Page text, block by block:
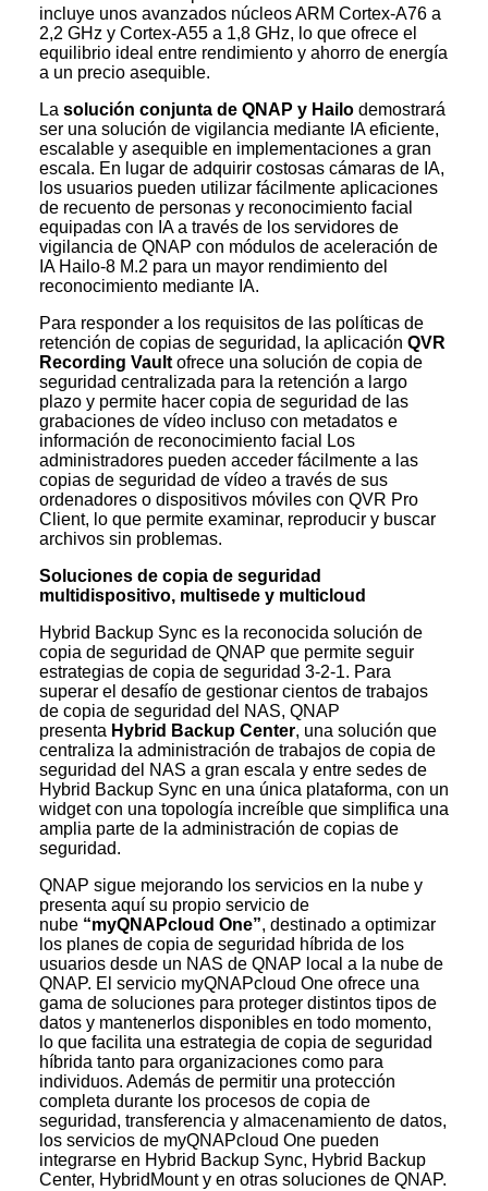
incluye unos avanzados núcleos ARM Cortex-A76 a
2,2 GHz y Cortex-A55 a 1,8 GHz, lo que ofrece el
equilibrio ideal entre rendimiento y ahorro de energía
a un precio asequible.
La solución conjunta de QNAP y Hailo demostrará
ser una solución de vigilancia mediante IA eficiente,
escalable y asequible en implementaciones a gran
escala. En lugar de adquirir costosas cámaras de IA,
los usuarios pueden utilizar fácilmente aplicaciones
de recuento de personas y reconocimiento facial
equipadas con IA a través de los servidores de
vigilancia de QNAP con módulos de aceleración de
IA Hailo-8 M.2 para un mayor rendimiento del
reconocimiento mediante IA.
Para responder a los requisitos de las políticas de
retención de copias de seguridad, la aplicación QVR
Recording Vault ofrece una solución de copia de
seguridad centralizada para la retención a largo
plazo y permite hacer copia de seguridad de las
grabaciones de vídeo incluso con metadatos e
información de reconocimiento facial Los
administradores pueden acceder fácilmente a las
copias de seguridad de vídeo a través de sus
ordenadores o dispositivos móviles con QVR Pro
Client, lo que permite examinar, reproducir y buscar
archivos sin problemas.
Soluciones de copia de seguridad
multidispositivo, multisede y multicloud
Hybrid Backup Sync es la reconocida solución de
copia de seguridad de QNAP que permite seguir
estrategias de copia de seguridad 3-2-1. Para
superar el desafío de gestionar cientos de trabajos
de copia de seguridad del NAS, QNAP
presenta Hybrid Backup Center, una solución que
centraliza la administración de trabajos de copia de
seguridad del NAS a gran escala y entre sedes de
Hybrid Backup Sync en una única plataforma, con un
widget con una topología increíble que simplifica una
amplia parte de la administración de copias de
seguridad.
QNAP sigue mejorando los servicios en la nube y
presenta aquí su propio servicio de
nube “myQNAPcloud One”, destinado a optimizar
los planes de copia de seguridad híbrida de los
usuarios desde un NAS de QNAP local a la nube de
QNAP. El servicio myQNAPcloud One ofrece una
gama de soluciones para proteger distintos tipos de
datos y mantenerlos disponibles en todo momento,
lo que facilita una estrategia de copia de seguridad
híbrida tanto para organizaciones como para
individuos. Además de permitir una protección
completa durante los procesos de copia de
seguridad, transferencia y almacenamiento de datos,
los servicios de myQNAPcloud One pueden
integrarse en Hybrid Backup Sync, Hybrid Backup
Center, HybridMount y en otras soluciones de QNAP.